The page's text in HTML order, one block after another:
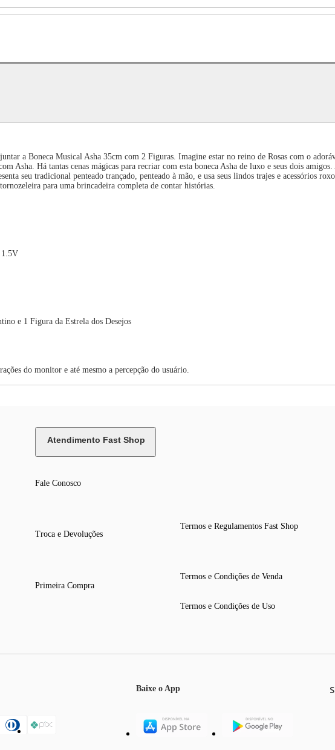
a Boneca Musical Asha 35cm com 2 Figuras. Imagine estar no reino de Rosas com o
Asha. Há tantas cenas mágicas para recriar com esta boneca Asha de luxo e seus dois
seu tradicional penteado trançado, penteado à mão, e usa seus lindos trajes e acessórios
para uma brincadeira completa de contar histórias.
1.5V
e 1 Figura da Estrela dos Desejos
do monitor e até mesmo a percepção do usuário.
Atendimento Fast Shop
Fale Conosco
Troca e Devoluções
Primeira Compra
Termos e Regulamentos Fast Shop
Termos e Condições de Venda
Termos e Condições de Uso
Baixe o App